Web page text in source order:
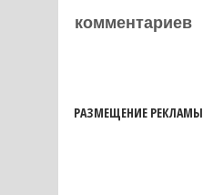
комментариев
РАЗМЕЩЕНИЕ РЕКЛАМЫ